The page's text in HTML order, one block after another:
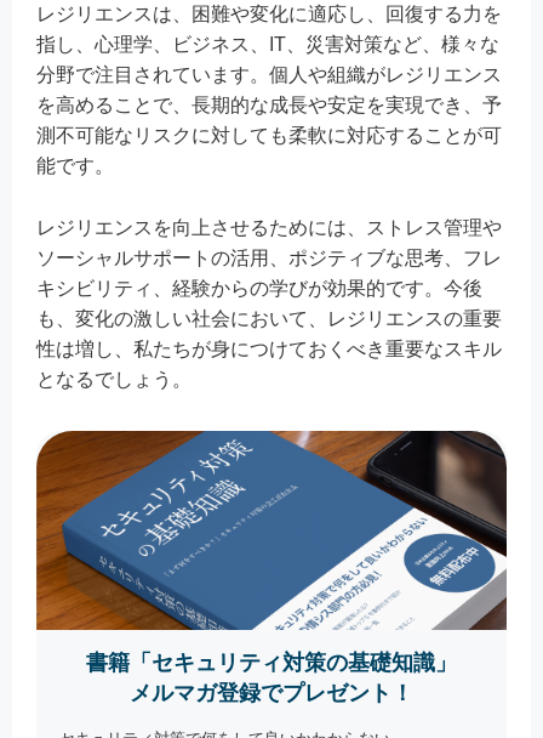
レジリエンスは、困難や変化に適応し、回復する力を
指し、心理学、ビジネス、IT、災害対策など、様々な
分野で注目されています。個人や組織がレジリエンス
を高めることで、長期的な成長や安定を実現でき、予
測不可能なリスクに対しても柔軟に対応することが可
能です。
レジリエンスを向上させるためには、ストレス管理や
ソーシャルサポートの活用、ポジティブな思考、フレ
キシビリティ、経験からの学びが効果的です。今後
も、変化の激しい社会において、レジリエンスの重要
性は増し、私たちが身につけておくべき重要なスキル
となるでしょう。
書籍「セキュリティ対策の基礎知識」
メルマガ登録でプレゼント！